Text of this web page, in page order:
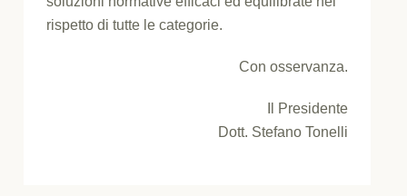
rispetto di tutte le categorie.
Con osservanza.
Il Presidente
Dott. Stefano Tonelli